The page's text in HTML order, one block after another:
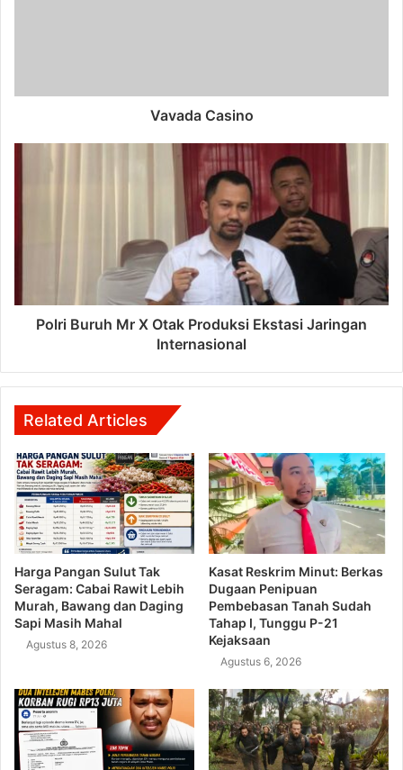
Vavada Casino
Polri Buruh Mr X Otak Produksi Ekstasi Jaringan
Internasional
Related Articles
Harga Pangan Sulut Tak
Seragam: Cabai Rawit Lebih
Murah, Bawang dan Daging
Sapi Masih Mahal
Agustus 8, 2026
Kasat Reskrim Minut: Berkas
Dugaan Penipuan
Pembebasan Tanah Sudah
Tahap I, Tunggu P-21
Kejaksaan
Agustus 6, 2026